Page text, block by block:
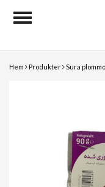
Hem Produkter Sura